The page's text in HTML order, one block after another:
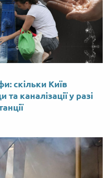
скільки Київ
каналізації у разі